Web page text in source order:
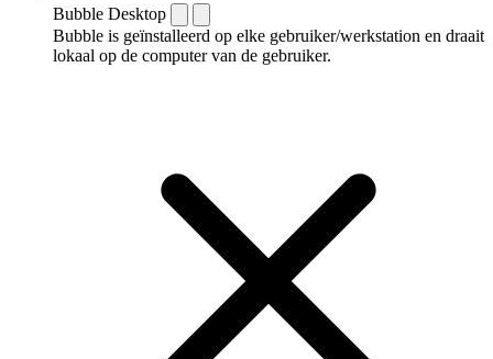
Bubble Desktop
Bubble is geïnstalleerd op elke gebruiker/werkstation en draait
lokaal op de computer van de gebruiker.